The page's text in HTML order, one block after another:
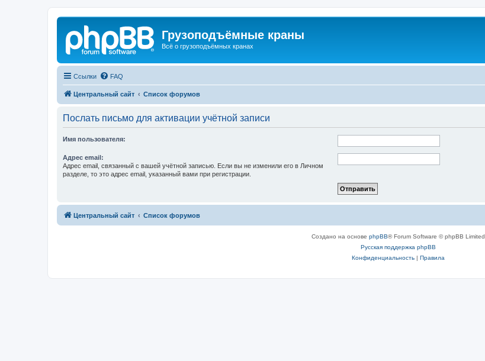
Грузоподъёмные краны
Всё о грузоподъёмных кранах
Ссылки FAQ
Центральный сайт Список форумов
Послать письмо для активации учётной записи
Имя пользователя:
Адрес email:
Адрес email, связанный с вашей учётной записью. Если вы не изменили его в Личном
разделе, то это адрес email, указанный вами при регистрации.
Центральный сайт Список форумов
Создано на основе phpBB® Forum Software © phpBB Limited
Русская поддержка phpBB
Конфиденциальность| Правила